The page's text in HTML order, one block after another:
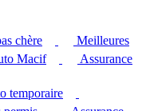
chère
Meilleures
Macif
Assurance
temporaire